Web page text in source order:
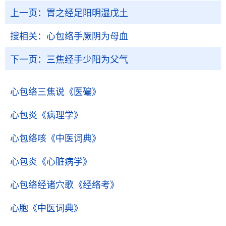
上一页： 胃之经足阳明湿戊土
搜相关： 心包络手厥阴为母血
下一页： 三焦经手少阳为父气
心包络三焦说 《医碥》
心包炎 《病理学》
心包络咳 《中医词典》
心包炎 《心脏病学》
心包络经诸穴歌 《经络考》
心胞 《中医词典》